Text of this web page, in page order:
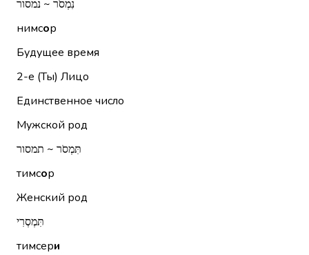
נִמְסֹר ~ נמסור
нимсор
Будущее время
2-е (Ты) Лицо
Единственное число
Мужской род
תִּמְסֹר ~ תמסור
тимсор
Женский род
תִּמְסְרִי
тимсери